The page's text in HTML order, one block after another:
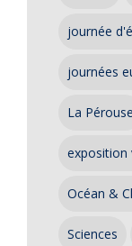
journée
journées
La Pérouse
exposition
Océan &
Sciences